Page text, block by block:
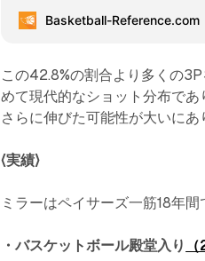
Basketball-Reference.com
この42.8%の割合より多くの
めて現代的なショット分布で
さらに伸びた可能性が大いにあ
〈実績〉
ミラーはペイサーズ一筋18年間
・バスケットボール殿堂入り